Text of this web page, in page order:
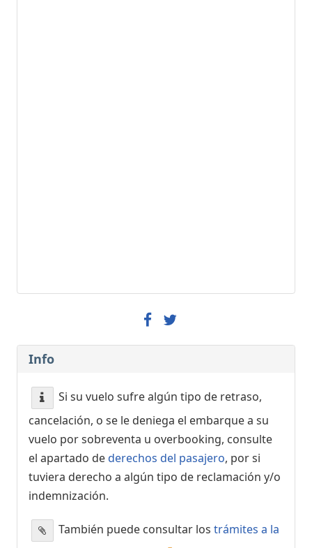
Info
Si su vuelo sufre algún tipo de retraso,
cancelación, o se le deniega el embarque a su
vuelo por sobreventa u overbooking, consulte
el apartado dederechos del pasajero, por si
tuviera derecho a algún tipo de reclamación y/o
indemnización.
También puede consultar los trámites a la